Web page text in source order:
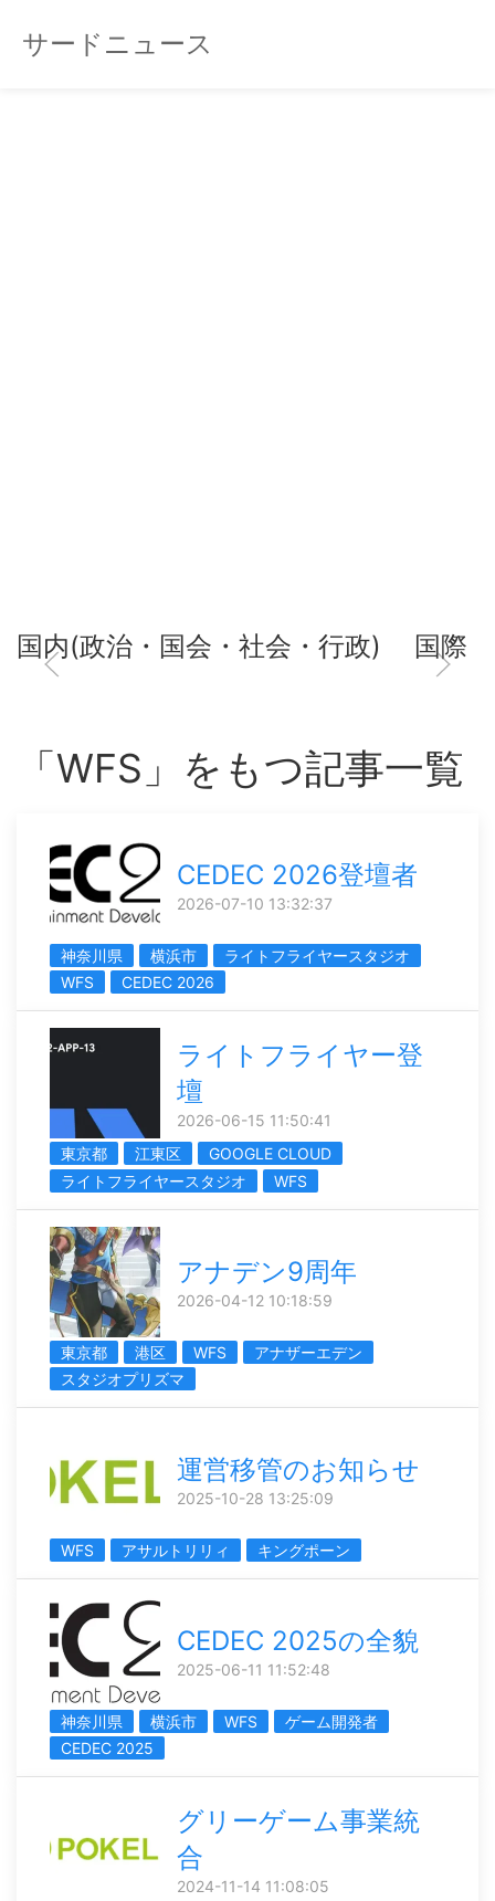
サードニュース
国内(政治・国会・社会・行政) 国際
「WFS」をもつ記事一覧
CEDEC 2026登壇者
2026-07-10 13:32:37
神奈川県 横浜市
ライトフライヤースタジオ
WFS
CEDEC 2026
ライトフライヤー登
壇
2026-06-15 11:50:41
東京都
江東区
GOOGLE CLOUD
ライトフライヤースタジオ
WFS
アナデン9周年
2026-04-12 10:18:59
東京都 港区 WFS
アナザーエデン
スタジオプリズマ
運営移管のお知らせ
2025-10-28 13:25:09
WFS アサルトリリィ キングポーン
CEDEC 2025の全貌
2025-06-11 11:52:48
神奈川県 横浜市 WFS
ゲーム開発者
CEDEC 2025
グリーゲーム事業統
合
2024-11-14 11:08:05